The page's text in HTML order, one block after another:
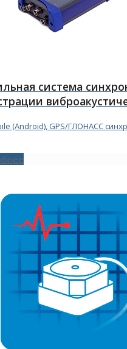
система
(Android), GPS/ГЛОНАСС